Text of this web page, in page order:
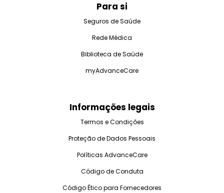
Para si
Seguros de Saúde
Rede Médica
Biblioteca de Saúde
myAdvanceCare
Informações legais
Termos e Condições
Proteção de Dados Pessoais
Políticas AdvanceCare
Código de Conduta
Código Ético para Fornecedores